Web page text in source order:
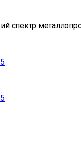
спектр